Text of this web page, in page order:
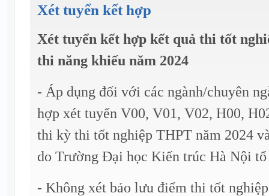
Xét tuyển kết hợp
Xét tuyển kết hợp kết quả thi tốt
thi năng khiếu năm 2024
- Áp dụng đối với các ngành/chuyên
hợp xét tuyển V00, V01, V02, H00,
thi kỳ thi tốt nghiệp THPT năm 2024
do Trường Đại học Kiến trúc Hà Nội tổ
- Không xét bảo lưu điểm thi tốt